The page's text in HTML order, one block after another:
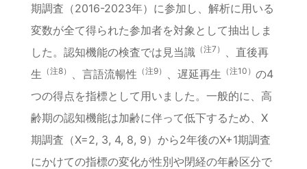
期調査（2016-2023年）に参加し、解析に用いる
変数が全て得られた参加者を対象として抽出しま
した。認知機能の検査では見当識 （注7）
、直後再
生 （注8） 、言語流暢性 （注9） 、遅延再生 （注10） の4
つの得点を指標として用いました。一般的に、高
齢期の認知機能は加齢に伴って低下するため、X
期調査（X=2, 3, 4, 8, 9）から2年後のX+1期調査
にかけての指標の変化が性別や閉経の年齢区分で